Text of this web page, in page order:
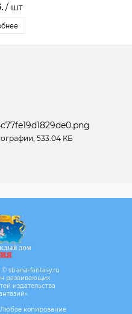
/ шт
533.04 КБ
strana-fantasy.ru
развивающих
издательства
копирование